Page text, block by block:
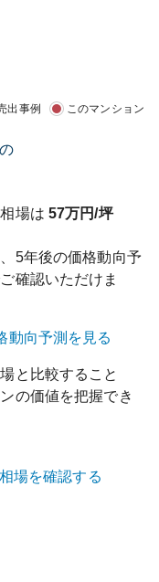
出事例 このマンション
場は 57万円/坪
5年後の価格動向予
確認いただけま
動向予測を見る
と比較すること
の価値を把握でき
場を確認する